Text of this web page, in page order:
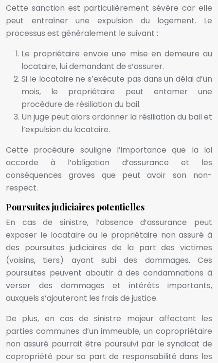
Cette sanction est particulièrement sévère car elle
peut entraîner une expulsion du logement. Le
processus est généralement le suivant :
Le propriétaire envoie une mise en demeure au
locataire, lui demandant de s’assurer.
Si le locataire ne s’exécute pas dans un délai d’un
mois, le propriétaire peut entamer une
procédure de résiliation du bail.
Un juge peut alors ordonner la résiliation du bail et
l’expulsion du locataire.
Cette procédure souligne l’importance que la loi
accorde à l’obligation d’assurance et les
conséquences graves que peut avoir son non-
respect.
Poursuites judiciaires potentielles
En cas de sinistre, l’absence d’assurance peut
exposer le locataire ou le propriétaire non assuré à
des poursuites judiciaires de la part des victimes
(voisins, tiers) ayant subi des dommages. Ces
poursuites peuvent aboutir à des condamnations à
verser des dommages et intérêts importants,
auxquels s’ajouteront les frais de justice.
De plus, en cas de sinistre majeur affectant les
parties communes d’un immeuble, un copropriétaire
non assuré pourrait être poursuivi par le syndicat de
copropriété pour sa part de responsabilité dans les